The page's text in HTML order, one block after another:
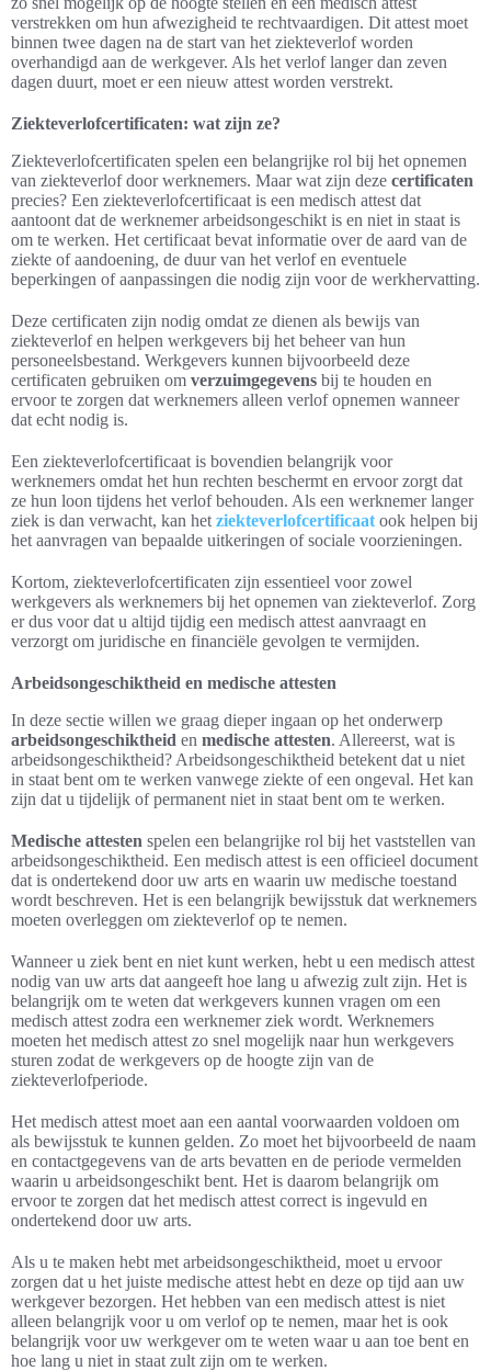
verstrekken om hun afwezigheid te rechtvaardigen. Dit attest moet
binnen twee dagen na de start van het ziekteverlof worden
overhandigd aan de werkgever. Als het verlof langer dan zeven
dagen duurt, moet er een nieuw attest worden verstrekt.
Ziekteverlofcertificaten: wat zijn ze?
Ziekteverlofcertificaten spelen een belangrijke rol bij het opnemen
van ziekteverlof door werknemers. Maar wat zijn deze certificaten
precies? Een ziekteverlofcertificaat is een medisch attest dat
aantoont dat de werknemer arbeidsongeschikt is en niet in staat is
om te werken. Het certificaat bevat informatie over de aard van de
ziekte of aandoening, de duur van het verlof en eventuele
beperkingen of aanpassingen die nodig zijn voor de werkhervatting.
Deze certificaten zijn nodig omdat ze dienen als bewijs van
ziekteverlof en helpen werkgevers bij het beheer van hun
personeelsbestand. Werkgevers kunnen bijvoorbeeld deze
certificaten gebruiken om verzuimgegevens bij te houden en
ervoor te zorgen dat werknemers alleen verlof opnemen wanneer
dat echt nodig is.
Een ziekteverlofcertificaat is bovendien belangrijk voor
werknemers omdat het hun rechten beschermt en ervoor zorgt dat
ze hun loon tijdens het verlof behouden. Als een werknemer langer
ziek is dan verwacht, kan het ziekteverlofcertificaat ook helpen bij
het aanvragen van bepaalde uitkeringen of sociale voorzieningen.
Kortom, ziekteverlofcertificaten zijn essentieel voor zowel
werkgevers als werknemers bij het opnemen van ziekteverlof. Zorg
er dus voor dat u altijd tijdig een medisch attest aanvraagt en
verzorgt om juridische en financiële gevolgen te vermijden.
Arbeidsongeschiktheid en medische attesten
In deze sectie willen we graag dieper ingaan op het onderwerp
arbeidsongeschiktheid en medische attesten. Allereerst, wat is
arbeidsongeschiktheid? Arbeidsongeschiktheid betekent dat u niet
in staat bent om te werken vanwege ziekte of een ongeval. Het kan
zijn dat u tijdelijk of permanent niet in staat bent om te werken.
Medische attesten spelen een belangrijke rol bij het vaststellen van
arbeidsongeschiktheid. Een medisch attest is een officieel document
dat is ondertekend door uw arts en waarin uw medische toestand
wordt beschreven. Het is een belangrijk bewijsstuk dat werknemers
moeten overleggen om ziekteverlof op te nemen.
Wanneer u ziek bent en niet kunt werken, hebt u een medisch attest
nodig van uw arts dat aangeeft hoe lang u afwezig zult zijn. Het is
belangrijk om te weten dat werkgevers kunnen vragen om een
medisch attest zodra een werknemer ziek wordt. Werknemers
moeten het medisch attest zo snel mogelijk naar hun werkgevers
sturen zodat de werkgevers op de hoogte zijn van de
ziekteverlofperiode.
Het medisch attest moet aan een aantal voorwaarden voldoen om
als bewijsstuk te kunnen gelden. Zo moet het bijvoorbeeld de naam
en contactgegevens van de arts bevatten en de periode vermelden
waarin u arbeidsongeschikt bent. Het is daarom belangrijk om
ervoor te zorgen dat het medisch attest correct is ingevuld en
ondertekend door uw arts.
Als u te maken hebt met arbeidsongeschiktheid, moet u ervoor
zorgen dat u het juiste medische attest hebt en deze op tijd aan uw
werkgever bezorgen. Het hebben van een medisch attest is niet
alleen belangrijk voor u om verlof op te nemen, maar het is ook
belangrijk voor uw werkgever om te weten waar u aan toe bent en
hoe lang u niet in staat zult zijn om te werken.